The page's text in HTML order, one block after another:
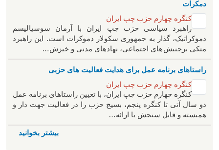
دمکرات
کنگره چهارم حزب چپ ایران
راهبرد سياسی حزب چپ ایران با آرمان سوسیالیسم
دموکراتیک، گذار به جمهوری سکولار دموکرات است. این راهبرد
متکی برجنبش های اجتماعی، نهادهای مدنی و خیزش‌…
راستاهای برنامه عمل برای هدایت فعالیت های حزبی
کنگره چهارم حزب چپ ایران
کنگره چهارم حزب چپ ایران، با تعیین راستاهای برنامه عمل
دو سال آتی تا کنگره پنجم، بسیج حزب را در فعالیت جهت دار و
همبسته و قابل سنجش با ارائه…
بیشتر بخوانید